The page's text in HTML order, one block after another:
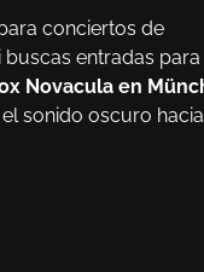
conciertos de
entradas
Novacula en
sonido oscuro hacia